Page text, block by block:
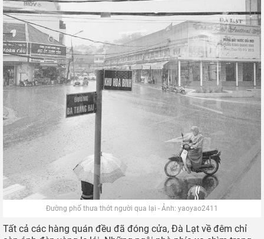
Đường phố thưa thớt người qua lại - Ảnh: yaoyao2411
Tất cả các hàng quán đều đã đóng cửa, Đà Lạt về đêm chỉ